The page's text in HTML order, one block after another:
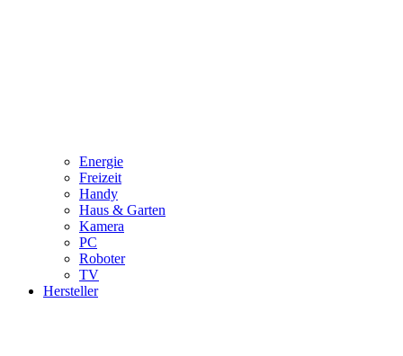
Energie
Freizeit
Handy
Haus & Garten
Kamera
PC
Roboter
TV
Hersteller